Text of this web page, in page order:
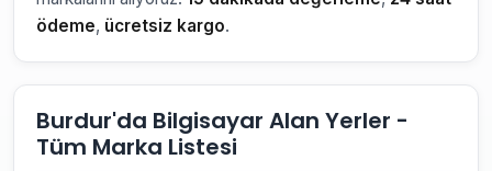
ödeme, ücretsiz kargo.
Burdur'da Bilgisayar Alan Yerler -
Tüm Marka Listesi